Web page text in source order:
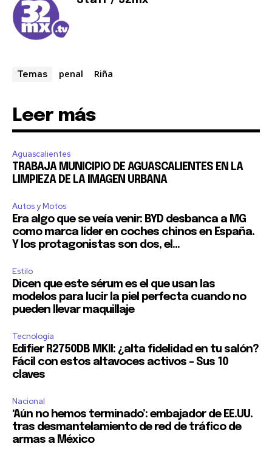
Temas penal Riña
Leer más
Aguascalientes
TRABAJA MUNICIPIO DE AGUASCALIENTES EN LA
LIMPIEZA DE LA IMAGEN URBANA
Autos y Motos
Era algo que se veía venir: BYD desbanca a MG
como marca líder en coches chinos en España.
Y los protagonistas son dos, el...
Estilo
Dicen que este sérum es el que usan las
modelos para lucir la piel perfecta cuando no
pueden llevar maquillaje
Tecnología
Edifier R2750DB MKII: ¿alta fidelidad en tu salón?
Fácil con estos altavoces activos – Sus 10
claves
Nacional
‘Aún no hemos terminado’: embajador de EE.UU.
tras desmantelamiento de red de tráfico de
armas a México